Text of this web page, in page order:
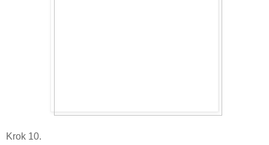
Krok 10.